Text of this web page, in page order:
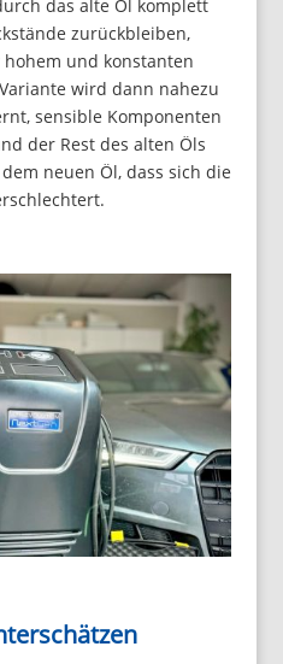
das alte Öl komplett
zurückbleiben,
und konstanten
wird dann nahezu
sensible Komponenten
der Rest des alten Öls
neuen Öl, dass sich die